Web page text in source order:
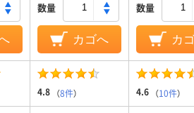
数量
カゴへ
数量
カ
4.8 （8件） 4.6 （10件）